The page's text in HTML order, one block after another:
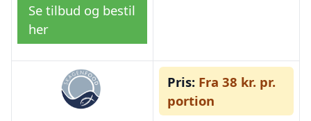
Se tilbud og bestil
her
Pris: Fra 38 kr. pr.
portion